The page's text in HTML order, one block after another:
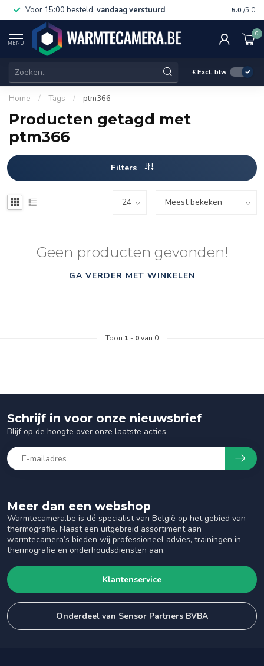
Voor 15:00 besteld, vandaag verstuurd Gratis
5.0 /5.0
MENU
0
€Excl. btw
Home / Tags / ptm366
Producten getagd met
ptm366
Filters
Geen producten gevonden!
GA VERDER MET WINKELEN
Toon 1 - 0van 0
Meer dan een webshop
Warmtecamera.be is dé specialist van België op het gebied van
thermografie. Naast een uitgebreid assortiment aan
warmtecamera’s bieden wij professioneel advies, trainingen in
thermografie en onderhoudsdiensten aan.
Klantenservice
Onderdeel van Sensor Partners BVBA
Schrijf in voor onze nieuwsbrief
Blijf op de hoogte over onze laatste acties